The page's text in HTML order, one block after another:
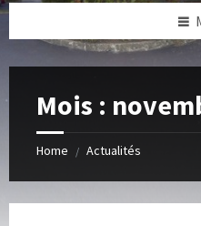
Mois :
Home / Actualités